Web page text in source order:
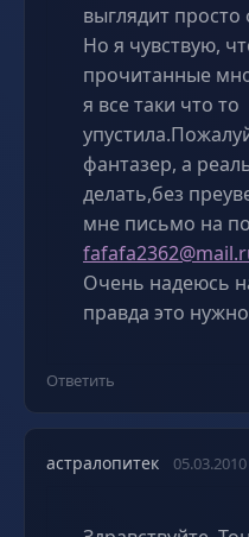
выглядит просто
Но я чувствую,
прочитанные
я все таки что то
фантазер, а
делать,без
мне письмо на
Очень надеюсь
правда это
Ответить
астралопитек